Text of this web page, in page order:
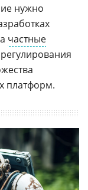
нужно
частные
платформ.